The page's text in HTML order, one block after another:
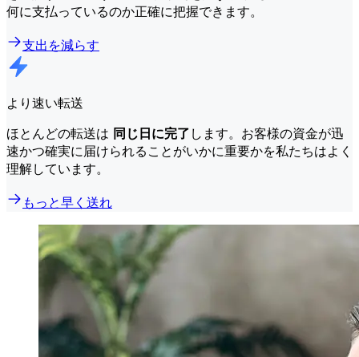
何に支払っているのか正確に把握できます。
支出を減らす
より速い転送
ほとんどの転送は 同じ日に完了 します。お客様の資金が迅
速かつ確実に届けられることがいかに重要かを私たちはよく
理解しています。
もっと早く送れ